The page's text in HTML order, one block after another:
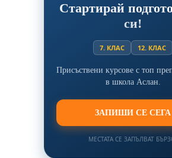
Стартирай
си!
7. КЛАС 12. КЛАС
Присъствени курсове с топ
в школа Аслан.
ЗАПИШИ СЕ СЕГА
МЕСТАТА СЕ ЗАПЪЛВАТ